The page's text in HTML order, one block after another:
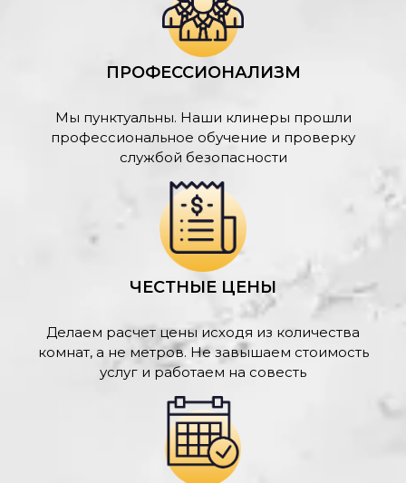
ПРОФЕССИОНАЛИЗМ
Мы пунктуальны. Наши клинеры прошли
профессиональное обучение и проверку
службой безопасности
ЧЕСТНЫЕ ЦЕНЫ
Делаем расчет цены исходя из количества
комнат, а не метров. Не завышаем стоимость
услуг и работаем на совесть